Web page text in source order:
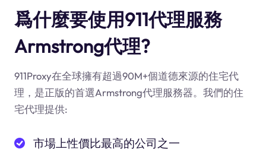
爲什麼要使用911代理服務
Armstrong代理?
911Proxy在全球擁有超過90M+個道德來源的住宅代
理，是正版的首選Armstrong代理服務器。我們的住
宅代理提供:
市場上性價比最高的公司之一